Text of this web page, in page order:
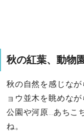
秋の紅葉、動物
秋の自然を感じな
ョウ並木を眺めな
公園や河原…あちこ
ね。